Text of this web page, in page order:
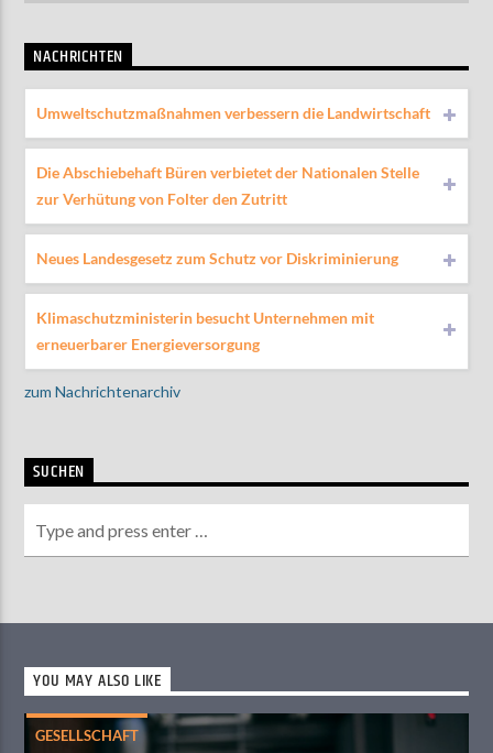
NACHRICHTEN
Umweltschutzmaßnahmen verbessern die Landwirtschaft
Die Abschiebehaft Büren verbietet der Nationalen Stelle
zur Verhütung von Folter den Zutritt
Neues Landesgesetz zum Schutz vor Diskriminierung
Klimaschutzministerin besucht Unternehmen mit
erneuerbarer Energieversorgung
zum Nachrichtenarchiv
SUCHEN
YOU MAY ALSO LIKE
GESELLSCHAFT